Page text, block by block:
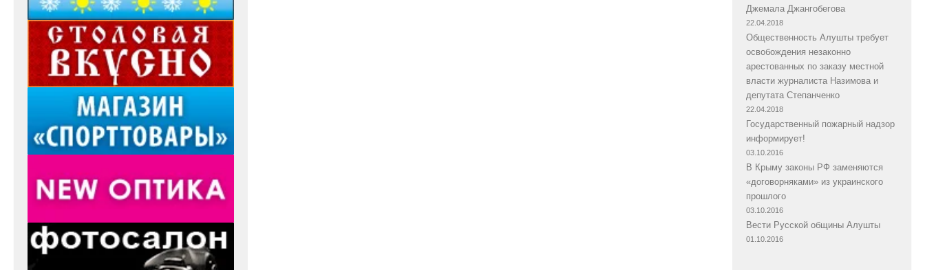
Джемала Джангобегова
22.04.2018
Общественность Алушты требует
освобождения незаконно
арестованных по заказу местной
власти журналиста Назимова и
депутата Степанченко
22.04.2018
Государственный пожарный надзор
информирует!
03.10.2016
В Крыму законы РФ заменяются
«договорняками» из украинского
прошлого
03.10.2016
Вести Русской общины Алушты
01.10.2016